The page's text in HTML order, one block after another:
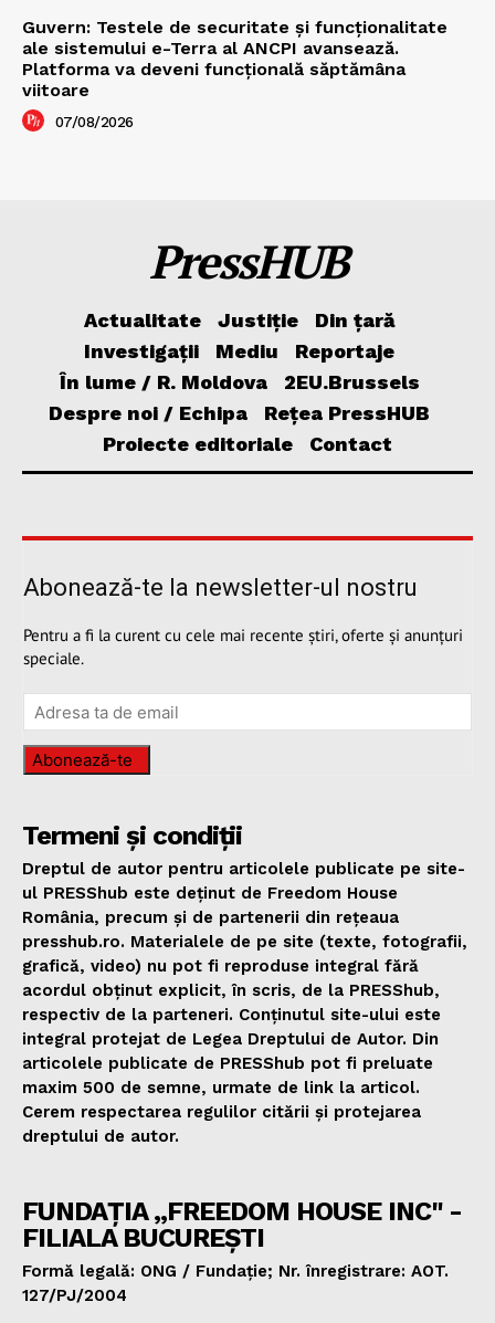
Guvern: Testele de securitate și funcționalitate
ale sistemului e-Terra al ANCPI avansează.
Platforma va deveni funcțională săptămâna
viitoare
07/08/2026
PressHUB
Actualitate Justiție
Din țară
Investigații
Mediu
Reportaje
În lume / R. Moldova
2EU.Brussels
Despre noi / Echipa
Rețea PressHUB
Proiecte editoriale
Contact
Abonează-te la newsletter-ul nostru
Pentru a fi la curent cu cele mai recente știri, oferte și anunțuri
speciale.
Abonează-te
Termeni și condiții
Dreptul de autor pentru articolele publicate pe site-
ul PRESShub este deținut de Freedom House
România, precum și de partenerii din rețeaua
presshub.ro. Materialele de pe site (texte, fotografii,
grafică, video) nu pot fi reproduse integral fără
acordul obținut explicit, în scris, de la PRESShub,
respectiv de la parteneri. Conținutul site-ului este
integral protejat de Legea Dreptului de Autor. Din
articolele publicate de PRESShub pot fi preluate
maxim 500 de semne, urmate de link la articol.
Cerem respectarea regulilor citării și protejarea
dreptului de autor.
FUNDAȚIA „FREEDOM HOUSE INC" -
FILIALA BUCUREȘTI
Formă legală: ONG / Fundație; Nr. înregistrare: AOT.
127/PJ/2004